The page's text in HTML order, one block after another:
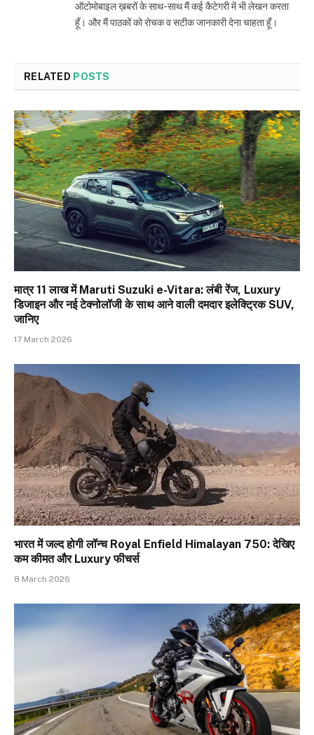
ऑटोमोबाइल ख़बरों के साथ-साथ मैं कई कैटेगरी में भी लेखन करता
हूँ। और मैं पाठकों को रोचक व सटीक जानकारी देना चाहता हूँ।
RELATED POSTS
मात्र ₹11 लाख में Maruti Suzuki e-Vitara: लंबी रेंज, Luxury
डिजाइन और नई टेक्नोलॉजी के साथ आने वाली दमदार इलेक्ट्रिक SUV,
जानिए
17 March 2026
भारत में जल्द होगी लॉन्च Royal Enfield Himalayan 750: देखिए
कम कीमत और Luxury फीचर्स
8 March 2026